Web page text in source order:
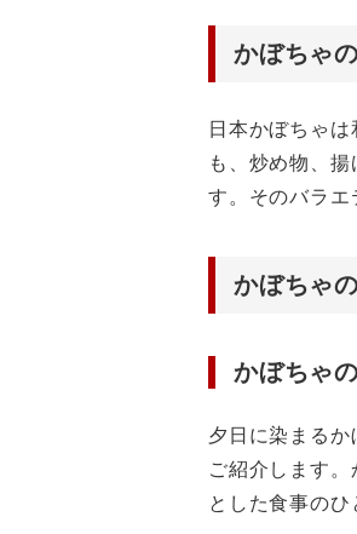
かぼちゃ
日本かぼちゃ
も、炒め物、
す。そのバラエ
かぼちゃ
かぼちゃ
夕日に染まる
ご紹介します
とした食事のひ